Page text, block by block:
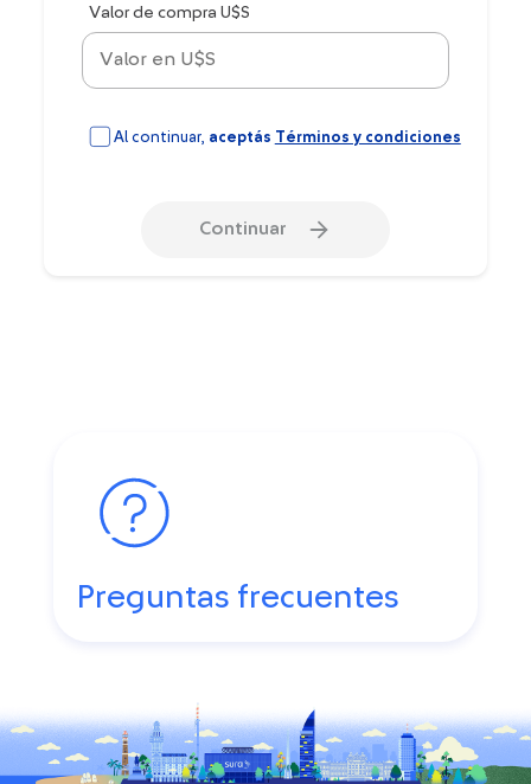
Valor de compra U$S
Al continuar, aceptás Términos y condiciones
Continuar
Preguntas frecuentes